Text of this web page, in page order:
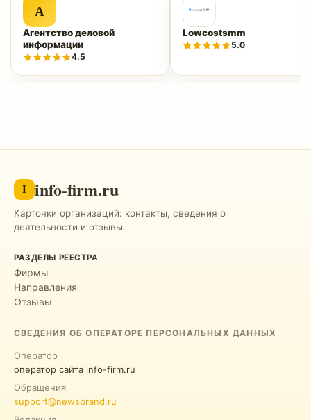
А
Агентство деловой
информации
4.5
Lowcostsmm
5.0
I info-firm.ru
Карточки организаций: контакты, сведения о
деятельности и отзывы.
РАЗДЕЛЫ РЕЕСТРА
Фирмы
Направления
Отзывы
СВЕДЕНИЯ ОБ ОПЕРАТОРЕ ПЕРСОНАЛЬНЫХ ДАННЫХ
Оператор
оператор сайта info-firm.ru
Обращения
support@newsbrand.ru